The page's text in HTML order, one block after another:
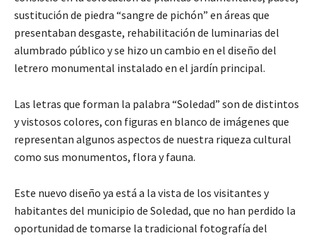
sustitución de piedra “sangre de pichón” en áreas que
presentaban desgaste, rehabilitación de luminarias del
alumbrado público y se hizo un cambio en el diseño del
letrero monumental instalado en el jardín principal.
Las letras que forman la palabra “Soledad” son de distintos
y vistosos colores, con figuras en blanco de imágenes que
representan algunos aspectos de nuestra riqueza cultural
como sus monumentos, flora y fauna.
Este nuevo diseño ya está a la vista de los visitantes y
habitantes del municipio de Soledad, que no han perdido la
oportunidad de tomarse la tradicional fotografía del